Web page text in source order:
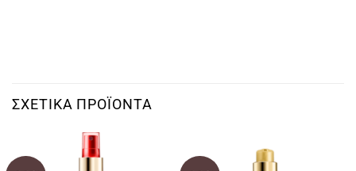
ΣΧΕΤΙΚΆ ΠΡΟΪΌΝΤΑ